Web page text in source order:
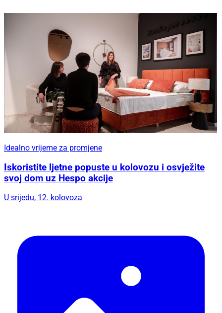
Idealno vrijeme za promjene
Iskoristite ljetne popuste u kolovozu i osvježite
svoj dom uz Hespo akcije
U srijedu, 12. kolovoza